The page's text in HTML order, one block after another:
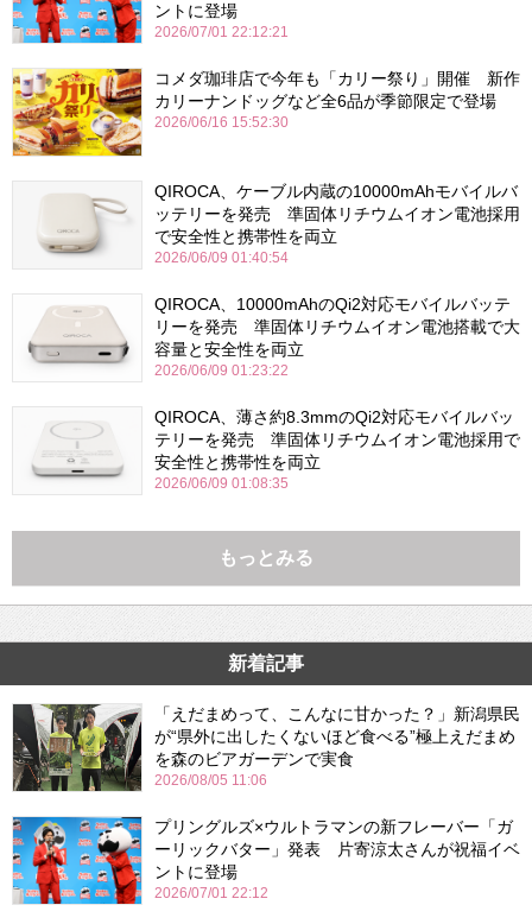
ントに登場
2026/07/01 22:12:21
コメダ珈琲店で今年も「カリー祭り」開催 新作
カリーナンドッグなど全6品が季節限定で登場
2026/06/16 15:52:30
QIROCA、ケーブル内蔵の10000mAhモバイルバ
ッテリーを発売 準固体リチウムイオン電池採用
で安全性と携帯性を両立
2026/06/09 01:40:54
QIROCA、10000mAhのQi2対応モバイルバッテ
リーを発売 準固体リチウムイオン電池搭載で大
容量と安全性を両立
2026/06/09 01:23:22
QIROCA、薄さ約8.3mmのQi2対応モバイルバッ
テリーを発売 準固体リチウムイオン電池採用で
安全性と携帯性を両立
2026/06/09 01:08:35
もっとみる
新着記事
「えだまめって、こんなに甘かった？」新潟県民
が“県外に出したくないほど食べる”極上えだまめ
を森のビアガーデンで実食
2026/08/05 11:06
プリングルズ×ウルトラマンの新フレーバー「ガ
ーリックバター」発表 片寄涼太さんが祝福イベ
ントに登場
2026/07/01 22:12